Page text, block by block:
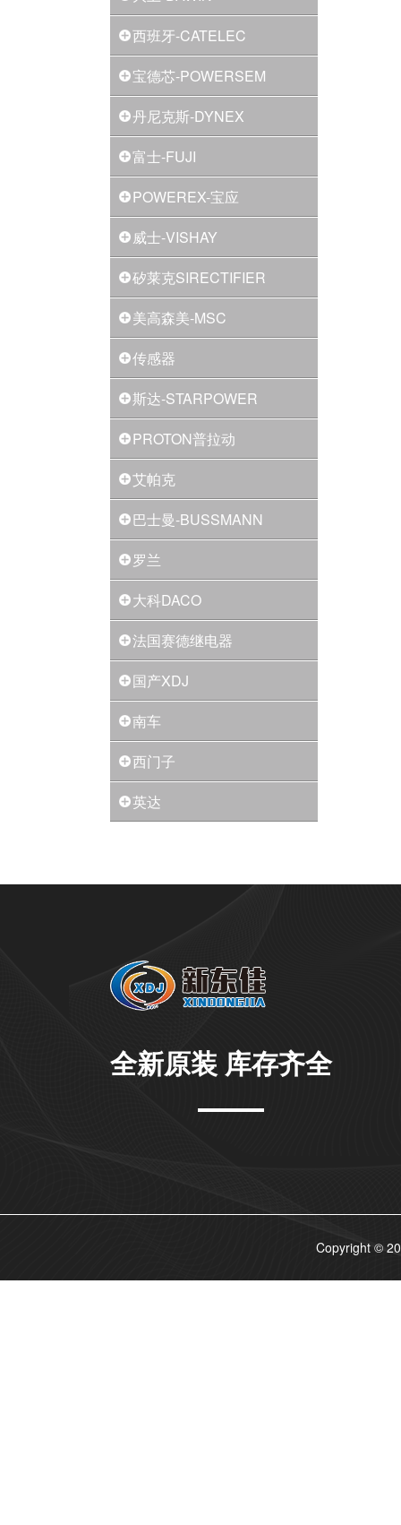
西班牙-CATELEC
宝德芯-POWERSEM
丹尼克斯-DYNEX
富士-FUJI
POWEREX-宝应
威士-VISHAY
矽莱克SIRECTIFIER
美高森美-MSC
传感器
斯达-STARPOWER
PROTON普拉动
艾帕克
巴士曼-BUSSMANN
罗兰
大科DACO
法国赛德继电器
国产XDJ
南车
西门子
英达
全新原装 库存齐全
Copyright ©